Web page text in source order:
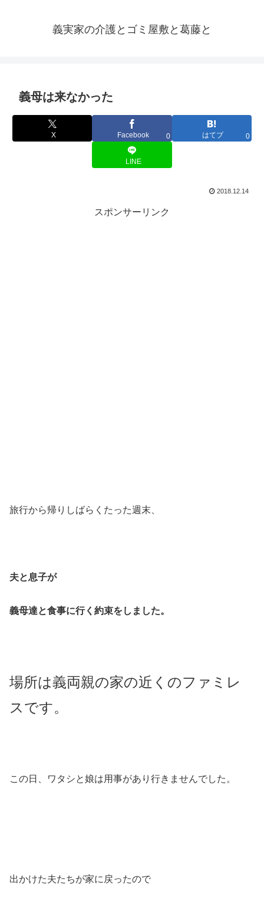
義実家の介護とゴミ屋敷と葛藤と
義母は来なかった
X Facebook 0 はてブ 0
LINE
2018.12.14
スポンサーリンク
旅行から帰りしばらくたった週末、
夫と息子が
義母達と食事に行く約束をしました。
場所は義両親の家の近くのファミレ
スです。
この日、ワタシと娘は用事があり行きませんでした。
出かけた夫たちが家に戻ったので